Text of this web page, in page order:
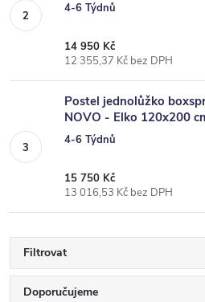
4-6 Týdnů
14 950 Kč
12 355,37 Kč bez DPH
Postel jednolůžko
NOVO - Elko 120x200
4-6 Týdnů
15 750 Kč
13 016,53 Kč bez DPH
Filtrovat
Doporučujeme